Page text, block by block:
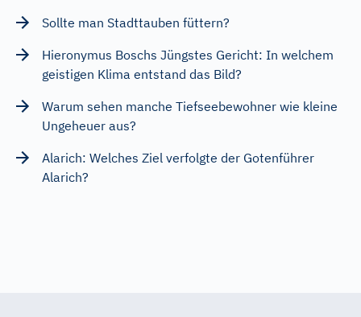
Sollte man Stadttauben füttern?
Hieronymus Boschs Jüngstes Gericht: In welchem
geistigen Klima entstand das Bild?
Warum sehen manche Tiefseebewohner wie kleine
Ungeheuer aus?
Alarich: Welches Ziel verfolgte der Gotenführer
Alarich?